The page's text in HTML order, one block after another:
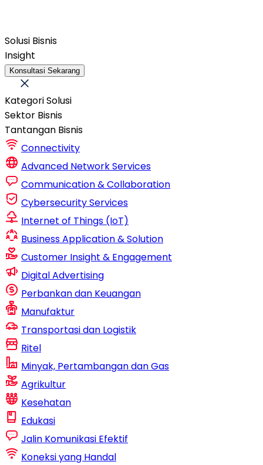
Solusi Bisnis
Insight
Konsultasi Sekarang
Kategori Solusi
Sektor Bisnis
Tantangan Bisnis
Connectivity
Advanced Network Services
Communication & Collaboration
Cybersecurity Services
Internet of Things (IoT)
Business Application & Solution
Customer Insight & Engagement
Digital Advertising
Perbankan dan Keuangan
Manufaktur
Transportasi dan Logistik
Ritel
Minyak, Pertambangan dan Gas
Agrikultur
Kesehatan
Edukasi
Jalin Komunikasi Efektif
Koneksi yang Handal